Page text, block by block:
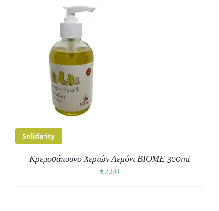
Solidarity
Κρεμοσάπουνο Χεριών Λεμόνι ΒΙΟΜΕ 300ml
€2,60